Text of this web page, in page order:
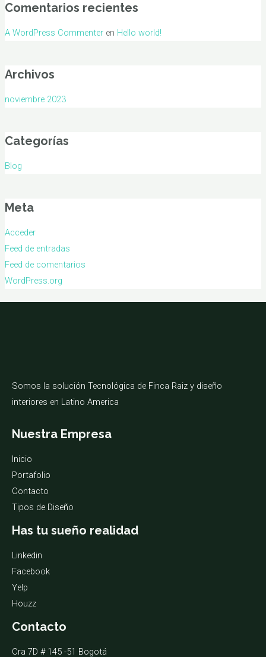
Comentarios recientes
A WordPress Commenteren Hello world!
Archivos
noviembre 2023
Categorías
Blog
Meta
Acceder
Feed de entradas
Feed de comentarios
WordPress.org
Somos la solución Tecnológica de Finca Raiz y diseño
interiores en Latino America
Nuestra Empresa
Inicio
Portafolio
Contacto
Tipos de Diseño
Has tu sueño realidad
Linkedin
Facebook
Yelp
Houzz
Contacto
Cra 7D # 145 -51 Bogotá